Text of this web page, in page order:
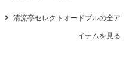
清流亭セレクトオードブルの全ア
イテムを見る